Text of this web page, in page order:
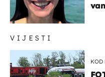
VIJESTI
KOD